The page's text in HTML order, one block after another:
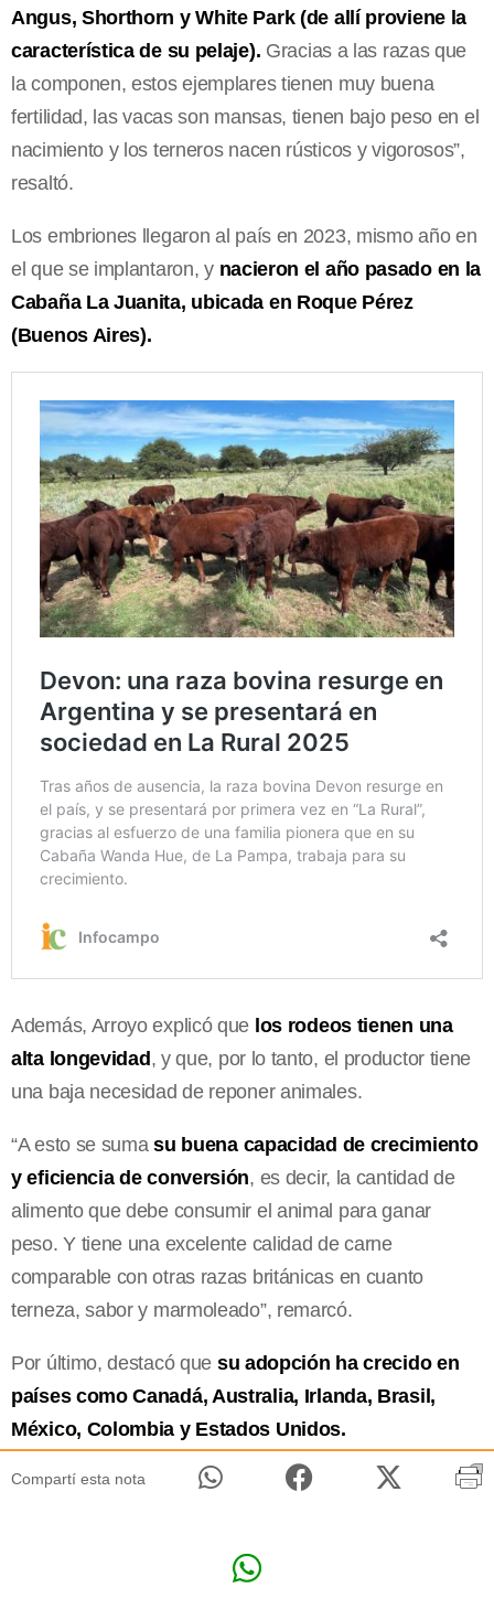
Angus, Shorthorn y White Park (de allí proviene la
característica de su pelaje). Gracias a las razas que
la componen, estos ejemplares tienen muy buena
fertilidad, las vacas son mansas, tienen bajo peso en el
nacimiento y los terneros nacen rústicos y vigorosos”,
resaltó.
Los embriones llegaron al país en 2023, mismo año en
el que se implantaron, y nacieron el año pasado en la
Cabaña La Juanita, ubicada en Roque Pérez
(Buenos Aires).
Además, Arroyo explicó que los rodeos tienen una
alta longevidad, y que, por lo tanto, el productor tiene
una baja necesidad de reponer animales.
“A esto se sumasu buena capacidad de crecimiento
y eficiencia de conversión, es decir, la cantidad de
alimento que debe consumir el animal para ganar
peso. Y tiene una excelente calidad de carne
comparable con otras razas británicas en cuanto
terneza, sabor y marmoleado”, remarcó.
Por último, destacó que su adopción ha crecido en
países como Canadá, Australia, Irlanda, Brasil,
México, Colombia y Estados Unidos.
Compartí esta nota